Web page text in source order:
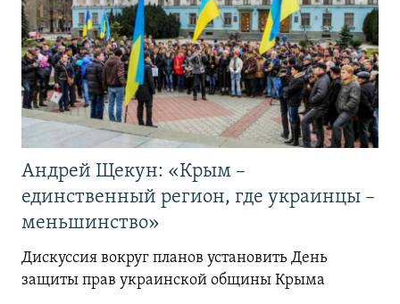
Андрей Щекун: «Крым –
единственный регион, где украинцы –
меньшинство»
Дискуссия вокруг планов установить День
защиты прав украинской общины Крыма